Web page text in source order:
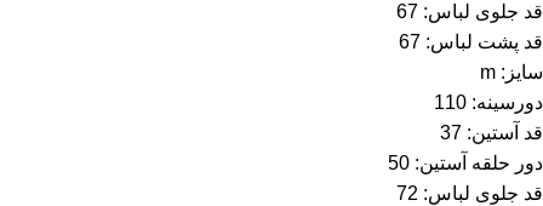
قد جلوی لباس: 67
قد پشت لباس: 67
سایز: m
دورسینه: 110
قد آستین: 37
دور حلقه آستین: 50
قد جلوی لباس: 72